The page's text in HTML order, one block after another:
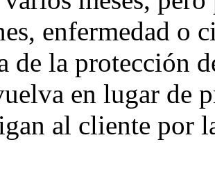
enfermedad o
de la protección
en lugar de
al cliente por